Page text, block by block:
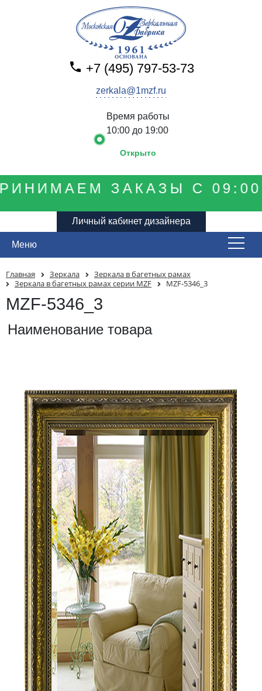
ЗАКАЗЫ С 09:00
Личный кабинет дизайнера
Время работы
10:00 до 19:00
Открыто
+7 (495) 797-53-73
zerkala@1mzf.ru
Меню
Главная Зеркала
Зеркала в багетных рамах
Зеркала в багетных рамах серии MZF
MZF-5346_3
MZF-5346_3
Наименование товара